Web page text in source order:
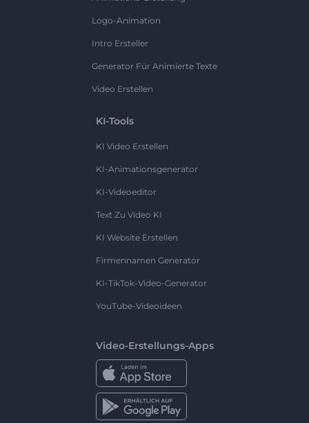
Logo-Animation
Intro Ersteller
Generator Für Animierte Texte
Video Erstellen
KI-Tools
KI Video Erstellen
KI-Animationsgenerator
KI-Videoeditor
Text Zu Video KI
KI Website Erstellen
Firmennamen Generator
KI-TikTok-Video-Generator
YouTube-Videoideen
Video-Erstellungs-Apps